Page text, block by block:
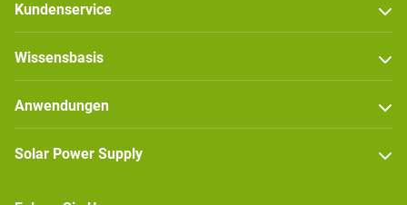
Kundenservice
Wissensbasis
Anwendungen
Solar Power Supply